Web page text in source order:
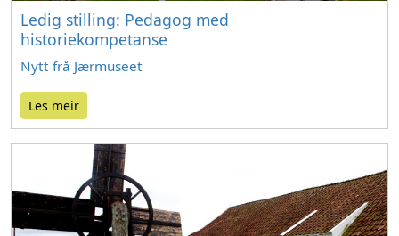
Ledig stilling: Pedagog med
historiekompetanse
Nytt frå Jærmuseet
Les meir